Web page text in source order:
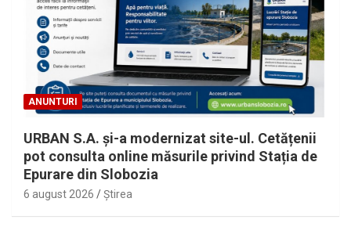
ANUNTURI
URBAN S.A. și-a modernizat site-ul. Cetățenii
pot consulta online măsurile privind Stația de
Epurare din Slobozia
6 august 2026 Ştirea